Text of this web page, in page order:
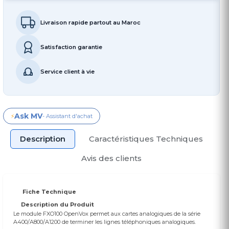
Livraison rapide partout au Maroc
Satisfaction garantie
Service client à vie
⚡Ask MV- Assistant d'achat
Description
Caractéristiques Techniques
Avis des clients
Fiche Technique
Description du Produit
Le module FXO100 OpenVox permet aux cartes analogiques de la série
A400/A800/A1200 de terminer les lignes téléphoniques analogiques.